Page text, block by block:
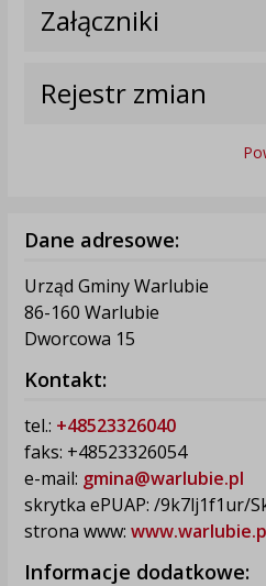
Załączniki
Rejestr zmian
Dane adresowe:
Urząd Gminy Warlubie
86-160 Warlubie
Dworcowa 15
Kontakt:
tel.: +48523326040
faks: +48523326054
e-mail: gmina@warlubie.pl
skrytka ePUAP: /9k7lj1f1ur/
strona www:
Informacje dodatkowe: